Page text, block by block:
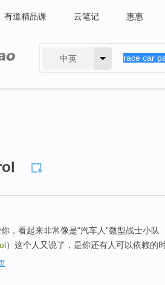
有道精品课 云笔记 惠惠
中英
，看起来非常像是“汽车人”微型战士小队
）这个人又说了，是你还有人可以依赖的